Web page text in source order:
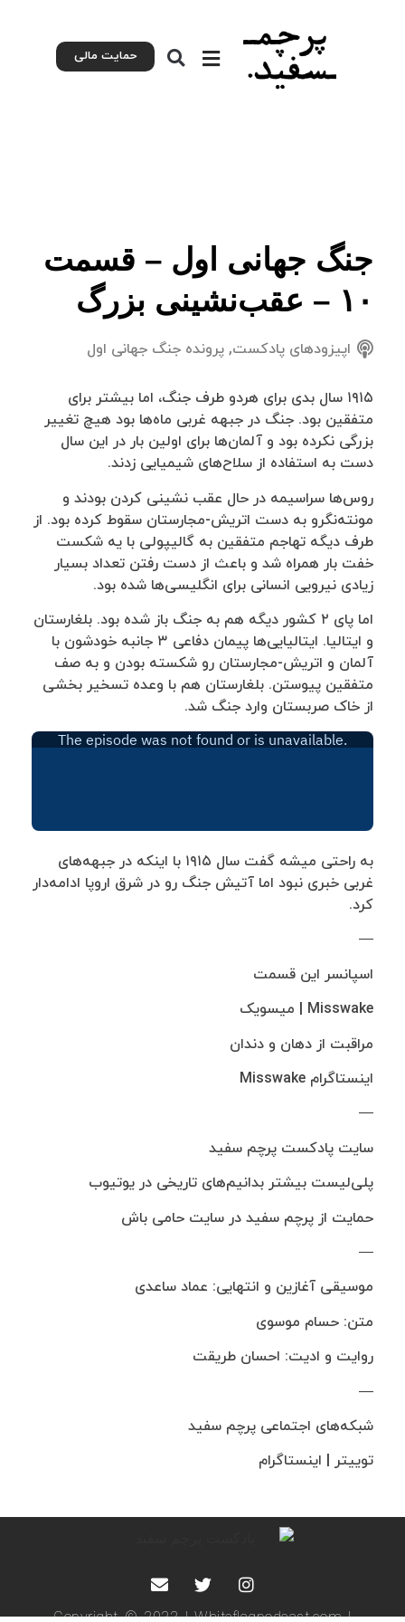
حمایت مالی
جنگ جهانی اول – قسمت
۱۰ – عقب‌نشینی بزرگ
اپیزودهای پادکست, پرونده جنگ جهانی اول
۱۹۱۵ سال بدی برای هردو طرف جنگ، اما بیشتر برای
متفقین بود. جنگ در جبهه غربی ماه‌ها بود هیچ تغییر
بزرگی نکرده بود و آلمان‌ها برای اولین بار در این سال
دست به استفاده از سلاح‌های شیمیایی زدند.
روس‌ها سراسیمه در حال عقب نشینی کردن بودند و
مونته‌نگرو به دست اتریش-مجارستان سقوط کرده بود. از
طرف دیگه تهاجم متفقین به گالیپولی با یه شکست
خفت بار همراه شد و باعث از دست رفتن تعداد بسیار
زیادی نیرویی انسانی برای انگلیسی‌ها شده بود.
اما پای ۲ کشور دیگه هم به جنگ باز شده بود. بلغارستان
و ایتالیا. ایتالیایی‌ها پیمان دفاعی ۳ جانبه خودشون با
آلمان و اتریش-مجارستان رو شکسته بودن و به صف
متفقین پیوستن. بلغارستان هم با وعده تسخیر بخشی
از خاک صربستان وارد جنگ شد.
به راحتی میشه گفت سال ۱۹۱۵ با اینکه در جبهه‌های
غربی خبری نبود اما آتیش جنگ رو در شرق اروپا ادامه‌دار
کرد.
—
اسپانسر این قسمت
Misswake | میسویک
مراقبت از دهان و دندان
اینستاگرام Misswake
—
سایت پادکست پرچم سفید
پلی‌لیست بیشتر بدانیم‌های تاریخی در یوتیوب
حمایت از پرچم سفید در سایت حامی باش
—
موسیقی آغازین و انتهایی: عماد ساعدی
متن: حسام موسوی
روایت و ادیت: احسان طریقت
—
شبکه‌های اجتماعی پرچم سفید
توییتر | اینستاگرام